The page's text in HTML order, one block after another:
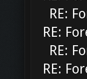
RE:
RE:
RE:
RE: